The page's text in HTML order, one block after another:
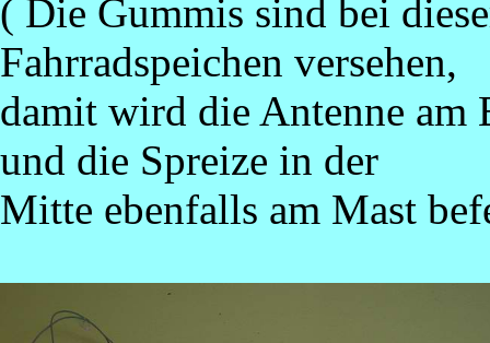
( Die Gummis sind bei
Fahrradspeichen versehen,
damit wird die Antenne am
und die Spreize in der
Mitte ebenfalls am Mast